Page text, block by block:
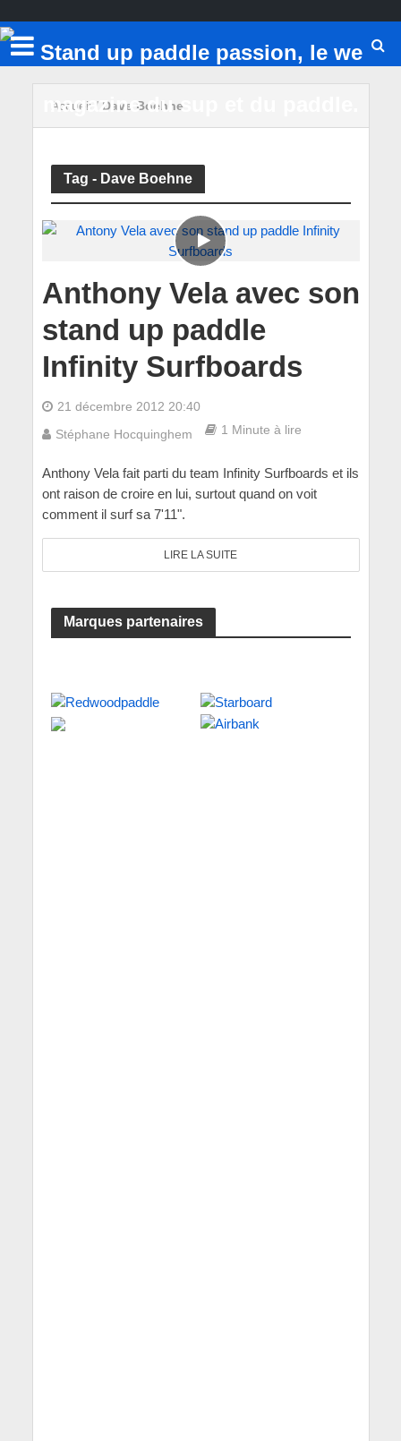
Accueil/ Dave Boehne
Tag - Dave Boehne
Anthony Vela avec son
stand up paddle
Infinity Surfboards
21 décembre 2012 20:40
Stéphane Hocquinghem
1 Minute à lire
Anthony Vela fait parti du team Infinity Surfboards et ils
ont raison de croire en lui, surtout quand on voit
comment il surf sa 7'11".
LIRE LA SUITE
Marques partenaires